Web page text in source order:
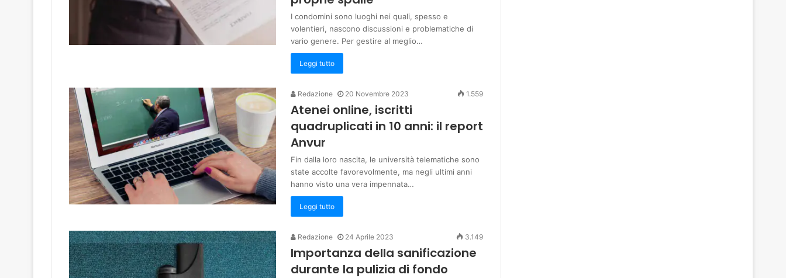
I condomini sono luoghi nei quali, spesso e
volentieri, nascono discussioni e problematiche di
vario genere. Per gestire al meglio…
Leggi tutto
Redazione 20 Novembre 2023 1.559
Atenei online, iscritti
quadruplicati in 10 anni: il report
Anvur
Fin dalla loro nascita, le università telematiche sono
state accolte favorevolmente, ma negli ultimi anni
hanno visto una vera impennata…
Leggi tutto
Redazione 24 Aprile 2023 3.149
Importanza della sanificazione
durante la pulizia di fondo